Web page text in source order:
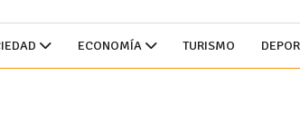
ECONOMÍA TURISMO